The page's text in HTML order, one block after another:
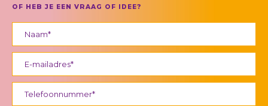
OF HEB JE EEN VRAAG OF IDEE?